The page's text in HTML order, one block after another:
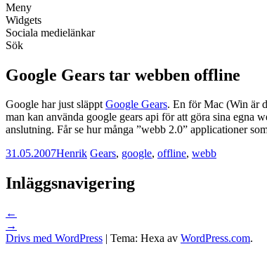
Meny
Widgets
Sociala medielänkar
Sök
Google Gears tar webben offline
Google har just släpptGoogle Gears. En för Mac (Win är
man kan använda google gears api för att göra sina
anslutning. Får se hur många ”webb 2.0” applicationer
31.05.2007Henrik Gears, google, offline, webb
Inläggsnavigering
←
→
Drivs med WordPress | Tema: Hexa av WordPress.com.